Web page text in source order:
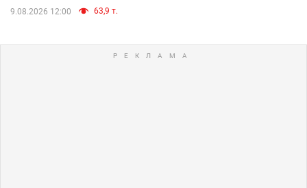
9.08.2026 12:00 63,9 т.